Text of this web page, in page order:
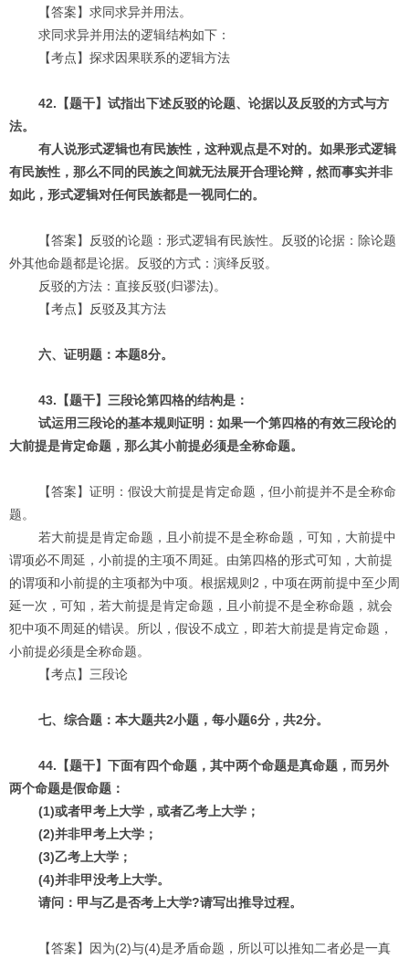
【答案】求同求异并用法。
求同求异并用法的逻辑结构如下：
【考点】探求因果联系的逻辑方法
42.【题干】试指出下述反驳的论题、论据以及反驳的方式与方
法。
有人说形式逻辑也有民族性，这种观点是不对的。如果形式逻辑
有民族性，那么不同的民族之间就无法展开合理论辩，然而事实并非
如此，形式逻辑对任何民族都是一视同仁的。
【答案】反驳的论题：形式逻辑有民族性。反驳的论据：除论题
外其他命题都是论据。反驳的方式：演绎反驳。
反驳的方法：直接反驳(归谬法)。
【考点】反驳及其方法
六、证明题：本题8分。
43.【题干】三段论第四格的结构是：
试运用三段论的基本规则证明：如果一个第四格的有效三段论的
大前提是肯定命题，那么其小前提必须是全称命题。
【答案】证明：假设大前提是肯定命题，但小前提并不是全称命
题。
若大前提是肯定命题，且小前提不是全称命题，可知，大前提中
谓项必不周延，小前提的主项不周延。由第四格的形式可知，大前提
的谓项和小前提的主项都为中项。根据规则2，中项在两前提中至少周
延一次，可知，若大前提是肯定命题，且小前提不是全称命题，就会
犯中项不周延的错误。所以，假设不成立，即若大前提是肯定命题，
小前提必须是全称命题。
【考点】三段论
七、综合题：本大题共2小题，每小题6分，共2分。
44.【题干】下面有四个命题，其中两个命题是真命题，而另外
两个命题是假命题：
(1)或者甲考上大学，或者乙考上大学；
(2)并非甲考上大学；
(3)乙考上大学；
(4)并非甲没考上大学。
请问：甲与乙是否考上大学?请写出推导过程。
【答案】因为(2)与(4)是矛盾命题，所以可以推知二者必是一真